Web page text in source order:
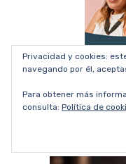
Privacidad y cookies:
navegando por él,
Para obtener más
consulta: Política de